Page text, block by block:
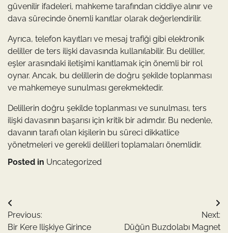
güvenilir ifadeleri, mahkeme tarafından ciddiye alınır ve
dava sürecinde önemli kanıtlar olarak değerlendirilir.
Ayrıca, telefon kayıtları ve mesaj trafiği gibi elektronik
deliller de ters ilişki davasında kullanılabilir. Bu deliller,
eşler arasındaki iletişimi kanıtlamak için önemli bir rol
oynar. Ancak, bu delillerin de doğru şekilde toplanması
ve mahkemeye sunulması gerekmektedir.
Delillerin doğru şekilde toplanması ve sunulması, ters
ilişki davasının başarısı için kritik bir adımdır. Bu nedenle,
davanın tarafı olan kişilerin bu süreci dikkatlice
yönetmeleri ve gerekli delilleri toplamaları önemlidir.
Posted in Uncategorized
Yazı
gezinmesi
Previous:
Bir Kere Ilişkiye Girince
Next:
Düğün Buzdolabı Magnet